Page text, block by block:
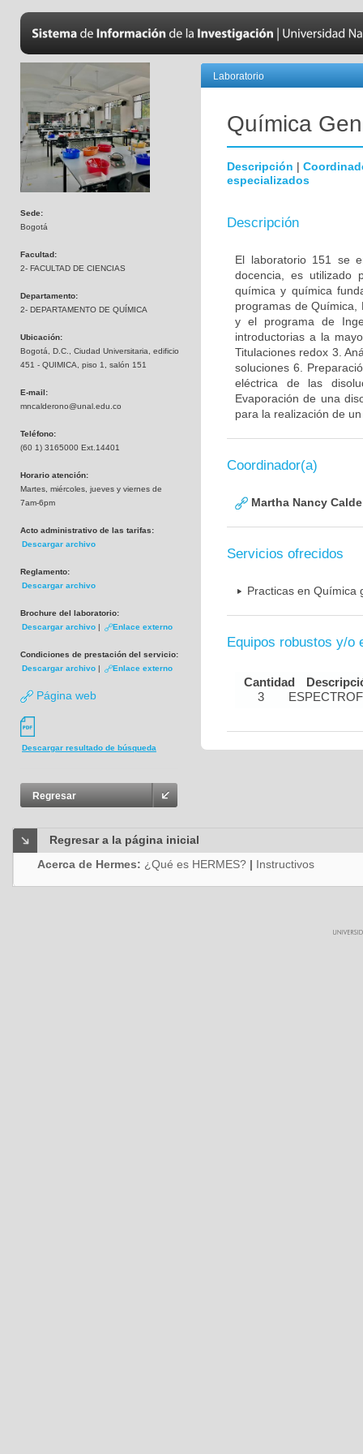
Sede:
Bogotá
Facultad:
2- FACULTAD DE CIENCIAS
Departamento:
2- DEPARTAMENTO DE QUÍMICA
Ubicación:
Bogotá, D.C., Ciudad Universitaria, edificio
451 - QUIMICA, piso 1, salón 151
E-mail:
mncalderono@unal.edu.co
Teléfono:
(60 1) 3165000 Ext.14401
Horario atención:
Martes, miércoles, jueves y viernes de
7am-6pm
Acto administrativo de las tarifas:
Descargar archivo
Reglamento:
Descargar archivo
Brochure del laboratorio:
Descargar archivo | Enlace externo
Condiciones de prestación del servicio:
Descargar archivo | Enlace externo
Página web
Descargar resultado de búsqueda
Regresar
Laboratorio
Química
Descripción |
especializados
Descripción
El laboratorio 151 se
docencia, es utilizado
química y química
programas de Química,
y el programa de
introductorias a la
Titulaciones redox 3.
soluciones 6.
eléctrica de las
Evaporación de una
para la realización de
Coordinador(a)
Martha Nancy
Servicios ofrecidos
Practicas en Química
Equipos robustos y/o
Cantidad
3
Regresar a la página inicial
Acerca de Hermes: ¿Qué es HERMES? | Instructivos